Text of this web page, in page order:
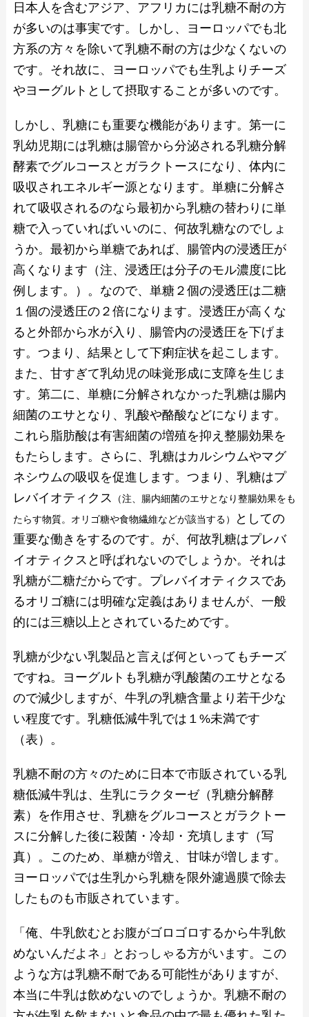
日本人を含むアジア、アフリカには乳糖不耐の方
が多いのは事実です。しかし、ヨーロッパでも北
方系の方々を除いて乳糖不耐の方は少なくないの
です。それ故に、ヨーロッパでも生乳よりチーズ
やヨーグルトとして摂取することが多いのです。
しかし、乳糖にも重要な機能があります。第一に
乳幼児期には乳糖は腸管から分泌される乳糖分解
酵素でグルコースとガラクトースになり、体内に
吸収されエネルギー源となります。単糖に分解さ
れて吸収されるのなら最初から乳糖の替わりに単
糖で入っていればいいのに、何故乳糖なのでしょ
うか。最初から単糖であれば、腸管内の浸透圧が
高くなります（注、浸透圧は分子のモル濃度に比
例します。）。なので、単糖２個の浸透圧は二糖
１個の浸透圧の２倍になります。浸透圧が高くな
ると外部から水が入り、腸管内の浸透圧を下げま
す。つまり、結果として下痢症状を起こします。
また、甘すぎて乳幼児の味覚形成に支障を生じま
す。第二に、単糖に分解されなかった乳糖は腸内
細菌のエサとなり、乳酸や酪酸などになります。
これら脂肪酸は有害細菌の増殖を抑え整腸効果を
もたらします。さらに、乳糖はカルシウムやマグ
ネシウムの吸収を促進します。つまり、乳糖はプ
レバイオティクス
（注、腸内細菌のエサとなり整腸効果をも
たらす物質。オリゴ糖や食物繊維などが該当する）
としての
重要な働きをするのです。が、何故乳糖はプレバ
イオティクスと呼ばれないのでしょうか。それは
乳糖が二糖だからです。プレバイオティクスであ
るオリゴ糖には明確な定義はありませんが、一般
的には三糖以上とされているためです。
乳糖が少ない乳製品と言えば何といってもチーズ
ですね。ヨーグルトも乳糖が乳酸菌のエサとなる
ので減少しますが、牛乳の乳糖含量より若干少な
い程度です。乳糖低減牛乳では１%未満です
（表）。
乳糖不耐の方々のために日本で市販されている乳
糖低減牛乳は、生乳にラクターゼ（乳糖分解酵
素）を作用させ、乳糖をグルコースとガラクトー
スに分解した後に殺菌・冷却・充填します（写
真）。このため、単糖が増え、甘味が増します。
ヨーロッパでは生乳から乳糖を限外濾過膜で除去
したものも市販されています。
「俺、牛乳飲むとお腹がゴロゴロするから牛乳飲
めないんだよネ」とおっしゃる方がいます。この
ような方は乳糖不耐である可能性がありますが、
本当に牛乳は飲めないのでしょうか。乳糖不耐の